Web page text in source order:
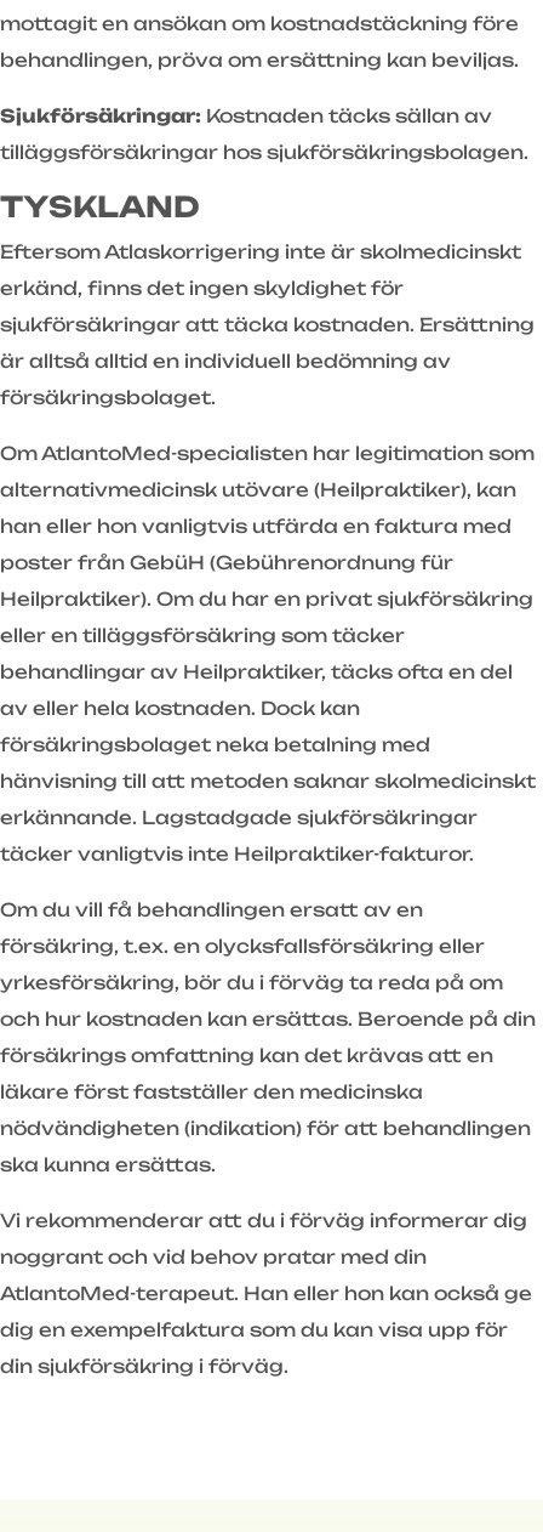
mottagit en ansökan om kostnadstäckning före
behandlingen, pröva om ersättning kan beviljas.
Sjukförsäkringar: Kostnaden täcks sällan av
tilläggsförsäkringar hos sjukförsäkringsbolagen.
TYSKLAND
Eftersom Atlaskorrigering inte är skolmedicinskt
erkänd, finns det ingen skyldighet för
sjukförsäkringar att täcka kostnaden. Ersättning
är alltså alltid en individuell bedömning av
försäkringsbolaget.
Om AtlantoMed-specialisten har legitimation som
alternativmedicinsk utövare (Heilpraktiker), kan
han eller hon vanligtvis utfärda en faktura med
poster från GebüH (Gebührenordnung für
Heilpraktiker). Om du har en privat sjukförsäkring
eller en tilläggsförsäkring som täcker
behandlingar av Heilpraktiker, täcks ofta en del
av eller hela kostnaden. Dock kan
försäkringsbolaget neka betalning med
hänvisning till att metoden saknar skolmedicinskt
erkännande. Lagstadgade sjukförsäkringar
täcker vanligtvis inte Heilpraktiker-fakturor.
Om du vill få behandlingen ersatt av en
försäkring, t.ex. en olycksfallsförsäkring eller
yrkesförsäkring, bör du i förväg ta reda på om
och hur kostnaden kan ersättas. Beroende på din
försäkrings omfattning kan det krävas att en
läkare först fastställer den medicinska
nödvändigheten (indikation) för att behandlingen
ska kunna ersättas.
Vi rekommenderar att du i förväg informerar dig
noggrant och vid behov pratar med din
AtlantoMed-terapeut. Han eller hon kan också ge
dig en exempelfaktura som du kan visa upp för
din sjukförsäkring i förväg.